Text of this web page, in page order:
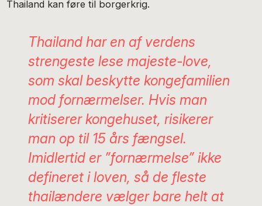
Thailand kan føre til borgerkrig.
Thailand har en af verdens
strengeste lese majeste-love,
som skal beskytte kongefamilien
mod fornærmelser. Hvis man
kritiserer kongehuset, risikerer
man op til 15 års fængsel.
Imidlertid er ”fornærmelse” ikke
defineret i loven, så de fleste
thailændere vælger bare helt at